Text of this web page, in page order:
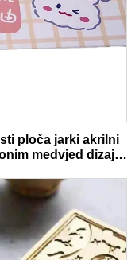
ploča jarki akrilni
medvjed dizajn